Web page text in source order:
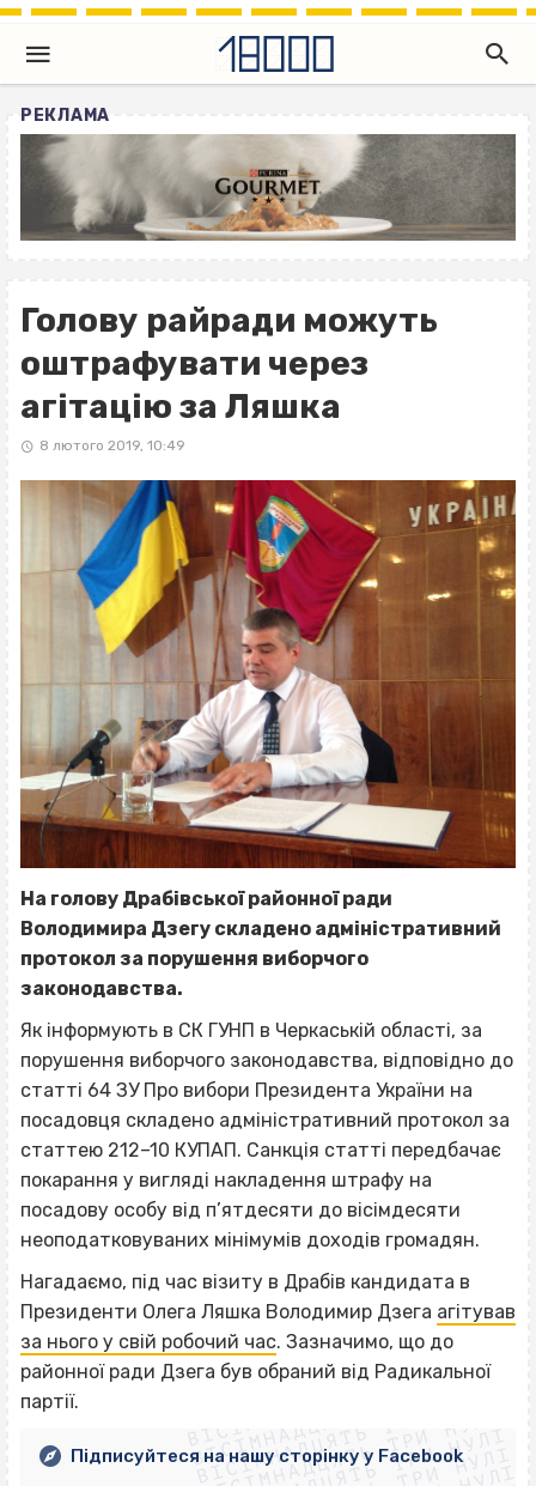
РЕКЛАМА
Голову райради можуть
оштрафувати через
агітацію за Ляшка
8 лютого 2019, 10:49
На голову Драбівської районної ради
Володимира Дзегу складено адміністративний
протокол за порушення виборчого
законодавства.
Як інформують в СК ГУНП в Черкаській області, за
порушення виборчого законодавства, відповідно до
статті 64 ЗУ Про вибори Президента України на
посадовця складено адміністративний протокол за
статтею 212–10 КУПАП. Санкція статті передбачає
покарання у вигляді накладення штрафу на
посадову особу від п’ятдесяти до вісімдесяти
неоподатковуваних мінімумів доходів громадян.
Нагадаємо, під час візиту в Драбів кандидата в
Президенти Олега Ляшка Володимир Дзега агітував
за нього у свій робочий час. Зазначимо, що до
районної ради Дзега був обраний від Радикальної
партії.
ВІСІМНАДЦЯТЬ ТРИ НУЛІ
ВІСІМНАДЦЯТЬ ТРИ НУЛІ
ВІСІМНАДЦЯТЬ ТРИ НУЛІ
ВІСІМНАДЦЯТЬ ТРИ НУЛІ
Підписуйтеся на нашу сторінку у Facebook